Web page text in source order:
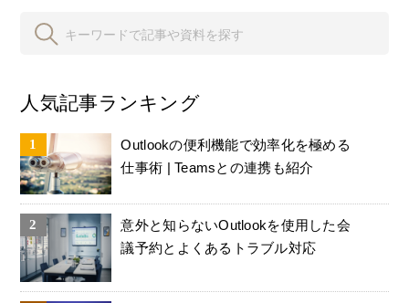
人気記事ランキング
Outlookの便利機能で効率化を極める
仕事術 | Teamsとの連携も紹介
意外と知らないOutlookを使用した会
議予約とよくあるトラブル対応